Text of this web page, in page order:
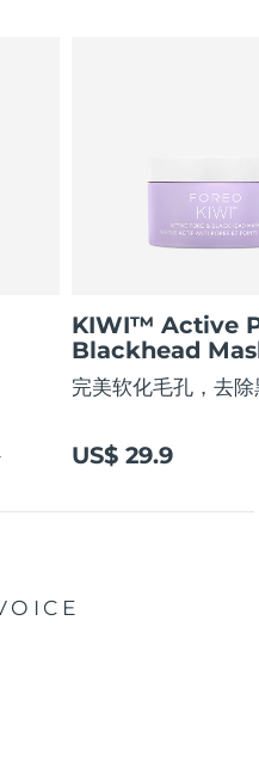
KIWI™ Active
Blackhead
完美软化毛孔，去
US$ 29.9